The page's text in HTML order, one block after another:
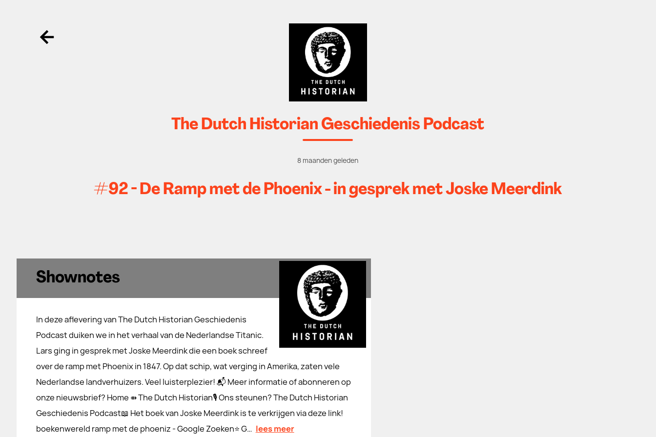
Ga terug
The Dutch Historian Geschiedenis Podcast
8 maanden geleden
#92 - De Ramp met de Phoenix - in gesprek met Joske Meerdink
Shownotes
In deze aflevering van The Dutch Historian Geschiedenis
Podcast duiken we in het verhaal van de Nederlandse Titanic.
Lars ging in gesprek met Joske Meerdink die een boek schreef
over de ramp met Phoenix in 1847. Op dat schip, wat verging in Amerika, zaten vele
Nederlandse landverhuizers. Veel luisterplezier! 📬 Meer informatie of abonneren op
onze nieuwsbrief? Home ⇻ The Dutch Historian🎙️ Ons steunen? The Dutch Historian
Geschiedenis Podcast📖 Het boek van Joske Meerdink is te verkrijgen via deze link!
boekenwereld ramp met de phoeniz - Google Zoeken⭐ G… lees meer